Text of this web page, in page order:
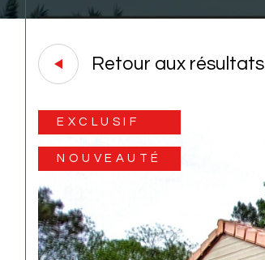
Retour aux résultats
EXCLUSIF
NOUVEAUTÉ